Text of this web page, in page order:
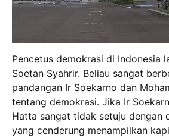
Pencetus demokrasi di Indonesia
Soetan Syahrir. Beliau sangat
pandangan Ir Soekarno dan
tentang demokrasi. Jika Ir
Hatta sangat tidak setuju dengan
yang cenderung menampilkan